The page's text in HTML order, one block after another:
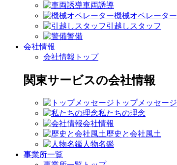
車両誘導
機械オペレーター
引越しスタッフ
警備
会社情報
会社情報トップ
関東サービスの会社情報
トップメッセージ
私たちの理念
会社情報
歴史と会社風土
人物名鑑
事業所一覧